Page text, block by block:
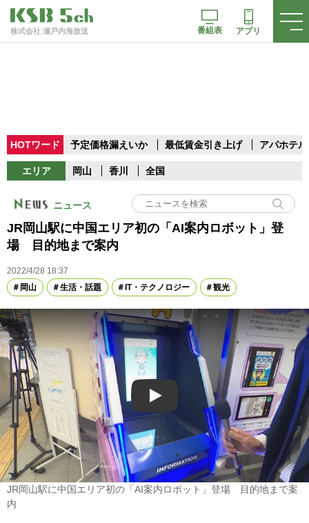
株式会社 瀬戸内海放送 番組表 アプリ
HOTワード 予定価格漏えいか 最低賃金引き上げ アパホテル
エリア 岡山 香川 全国
ニュース
JR岡山駅に中国エリア初の「AI案内ロボット」登
場 目的地まで案内
2022/4/28 18:37
岡山
生活・話題 IT・テクノロジー 観光
Play
JR岡山駅に中国エリア初の「AI案内ロボット」登場 目的地まで案
内